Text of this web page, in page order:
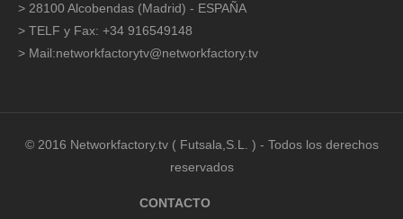
> 28100 Alcobendas (Madrid) - ESPAÑA
> TELF y Fax: +34 916549148
> Mail:networkfactorytv@networkfactory.tv
© 2016 Networkfactory.tv ( Futsala,S.L. ) - Todos los derechos
reservados
CONTACTO